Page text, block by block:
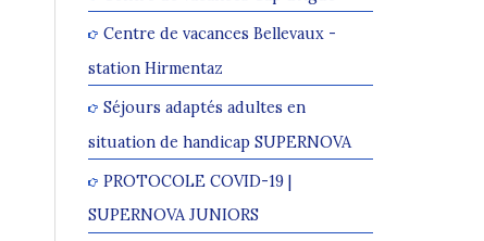
Centre de vacances Bellevaux -
station Hirmentaz
Séjours adaptés adultes en
situation de handicap SUPERNOVA
PROTOCOLE COVID-19 |
SUPERNOVA JUNIORS